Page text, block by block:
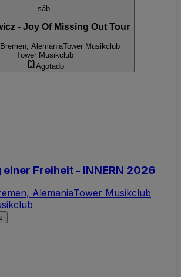
sáb.
- Joy Of Missing Out Tour
Bremen, AlemaniaTower Musikclub
Tower Musikclub
Agotado
einer Freiheit - INNERN 2026
AlemaniaTower Musikclub